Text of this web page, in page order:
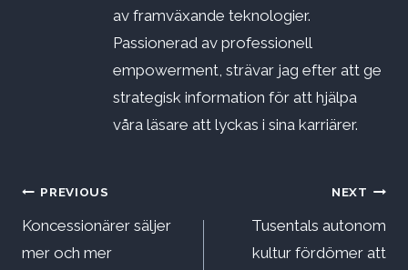
av framväxande teknologier.
Passionerad av professionell
empowerment, strävar jag efter att ge
strategisk information för att hjälpa
våra läsare att lyckas i sina karriärer.
Inläggsnavigering
PREVIOUS
Koncessionärer säljer
mer och mer
NEXT
Tusentals autonom
kultur fördömer att